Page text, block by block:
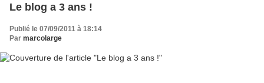
Le blog a 3 ans !
Publié le 07/09/2011 à 18:14
Par marcolarge